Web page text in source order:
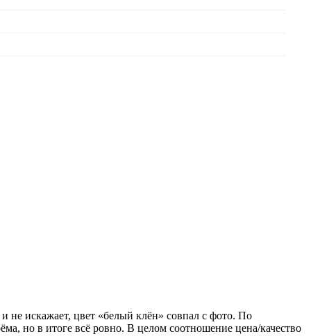
не искажает, цвет «белый клён» совпал с фото. По
но в итоге всё ровно. В целом соотношение цена/качество